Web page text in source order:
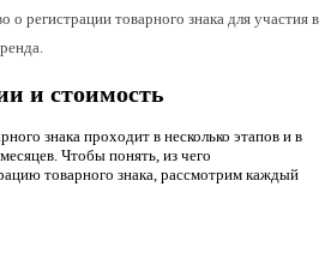
о регистрации товарного знака для участия в
и стоимость
знака проходит в несколько этапов и в
Чтобы понять, из чего
товарного знака, рассмотрим каждый